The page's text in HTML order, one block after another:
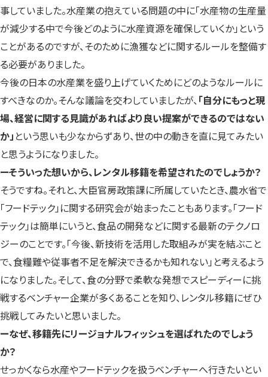
事していました。水産業の抱えている問題の中に「水産物の生産量
が減少する中で今後どのように水産資源を確保していくか」という
ことがあるのですが、そのために漁獲などに関するルールを整備す
る必要がありました。
今後の日本の水産業を盛り上げていくためにどのようなルールに
すべきなのか。そんな議論を交わしていましたが、 「自分にもっと現
場、経営に関する見識があればより良い提案ができるのではない
か」 という思いも少なからずあり、世の中の動きを直に見てみたい
と思うようになりました。
ーそういった想いから、レンタル移籍を希望されたのでしょうか？
そうですね。それと、大臣官房政策課に所属していたとき、農水省で
「フードテック」に関する研究会が始まったこともあります。「フード
テック」は簡単にいうと、食品の開発などに関する最新のテクノロ
ジーのことです。「今後、新技術を活用した取組みが実を結ぶこと
で、食糧難や従事者不足を解決できるかも知れない」と考えるよう
になりました。そして、食の分野で柔軟な発想でスピーディーに挑
戦するベンチャー企業が多くあることを知り、レンタル移籍にぜひ
挑戦してみたいと思いました。
ーなぜ、移籍先にリージョナルフィッシュを選ばれたのでしょう
か？
せっかくなら水産やフードテックを扱うベンチャーへ行きたいとい